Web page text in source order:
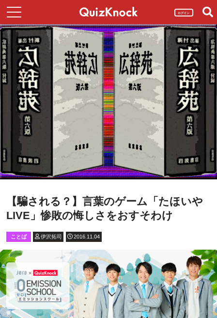
ログイン
【騙される？】言葉のゲーム「たほいや
LIVE」惨敗の悔しさをおすそわけ
ことば 伊沢拓司 2016.11.04